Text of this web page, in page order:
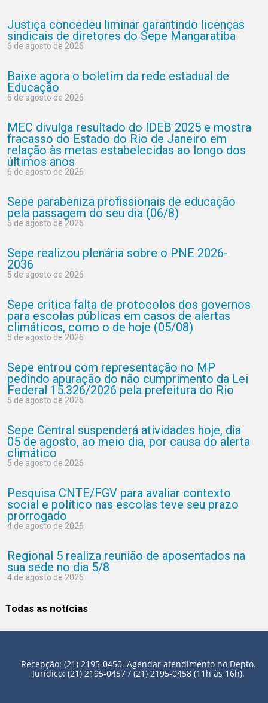
Justiça concedeu liminar garantindo licenças
sindicais de diretores do Sepe Mangaratiba
6 de agosto de 2026
Baixe agora o boletim da rede estadual de
Educação
6 de agosto de 2026
MEC divulga resultado do IDEB 2025 e mostra
fracasso do Estado do Rio de Janeiro em
relação às metas estabelecidas ao longo dos
últimos anos
6 de agosto de 2026
Sepe parabeniza profissionais de educação
pela passagem do seu dia (06/8)
6 de agosto de 2026
Sepe realizou plenária sobre o PNE 2026-
2036
5 de agosto de 2026
Sepe critica falta de protocolos dos governos
para escolas públicas em casos de alertas
climáticos, como o de hoje (05/08)
5 de agosto de 2026
Sepe entrou com representação no MP
pedindo apuração do não cumprimento da Lei
Federal 15.326/2026 pela prefeitura do Rio
5 de agosto de 2026
Sepe Central suspenderá atividades hoje, dia
05 de agosto, ao meio dia, por causa do alerta
climático
5 de agosto de 2026
Pesquisa CNTE/FGV para avaliar contexto
social e político nas escolas teve seu prazo
prorrogado
4 de agosto de 2026
Regional 5 realiza reunião de aposentados na
sua sede no dia 5/8
4 de agosto de 2026
Todas as notícias
Recepção: (21) 2195-0450. Agendar atendimento no Depto.
Jurídico: (21) 2195-0457 / (21) 2195-0458 (11h às 16h).